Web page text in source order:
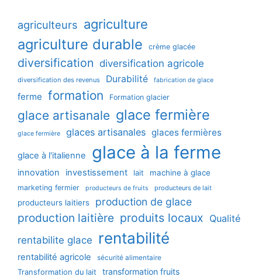
agriculteurs agriculture
agriculture durable crème glacée
diversification diversification agricole
diversification des revenus Durabilité fabrication de glace
ferme formation Formation glacier
glace artisanale glace fermière
glace fermière glaces artisanales glaces fermières
glace à l'italienne glace à la ferme
innovation investissement lait machine à glace
marketing fermier producteurs de fruits producteurs de lait
producteurs laitiers production de glace
production laitière produits locaux Qualité
rentabilite glace
rentabilité
rentabilité agricole sécurité alimentaire
Transformation du lait transformation fruits